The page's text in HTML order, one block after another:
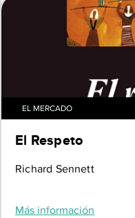
EL MERCADO
El Respeto
Richard Sennett
Más información